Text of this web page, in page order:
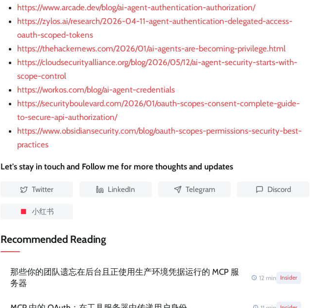
https://www.arcade.dev/blog/ai-agent-authentication-authorization/
https://zylos.ai/research/2026-04-11-agent-authentication-delegated-access-
oauth-scoped-tokens
https://thehackernews.com/2026/01/ai-agents-are-becoming-privilege.html
https://cloudsecurityalliance.org/blog/2026/05/12/ai-agent-security-starts-with-
scope-control
https://workos.com/blog/ai-agent-credentials
https://securityboulevard.com/2026/01/oauth-scopes-consent-complete-guide-
to-secure-api-authorization/
https://www.obsidiansecurity.com/blog/oauth-scopes-permissions-security-best-
practices
Let's stay in touch and Follow me for more thoughts and updates
Twitter LinkedIn Telegram Discord
小红书
Recommended Reading
那些你的团队遗忘在后台且正使用生产环境凭据运行的 MCP 服
务器
12 min Insider